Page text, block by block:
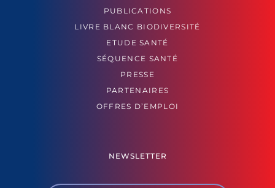
PUBLICATIONS
LIVRE BLANC BIODIVERSITÉ
ETUDE SANTÉ
SÉQUENCE SANTÉ
PRESSE
PARTENAIRES
OFFRES D’EMPLOI
NEWSLETTER